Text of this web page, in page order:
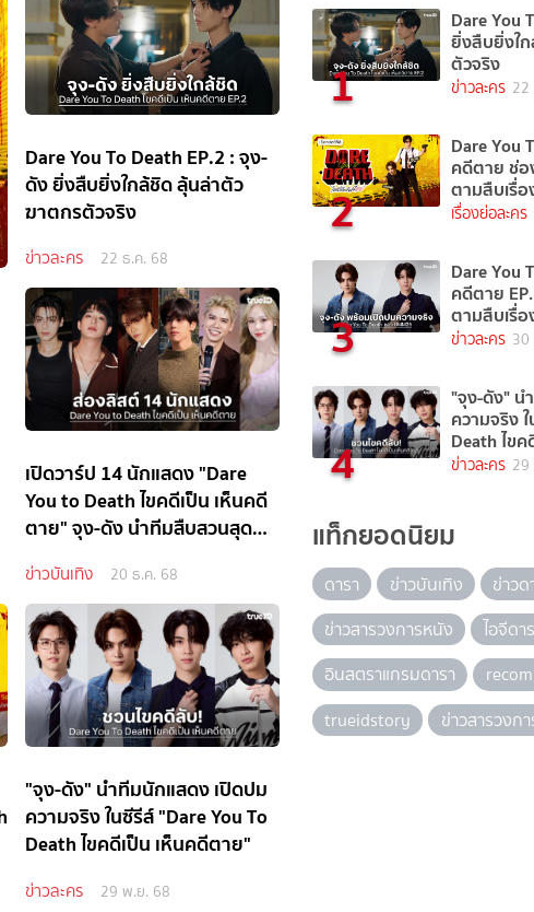
Dare You To Death EP.2 : จุง-
ดัง ยิ่งสืบยิ่งใกล้ชิด ลุ้นล่าตัว
ฆาตกรตัวจริง
ข่าวละคร 22 ธ.ค. 68
เปิดวาร์ป 14 นักแสดง "Dare
You to Death ไขคดีเป็น เห็นคดี
ตาย" จุง-ดัง นำทีมสืบสวนสุด
ข่าวบันเทิง 20 ธ.ค. 68
"จุง-ดัง" นำทีมนักแสดง เปิดปม
ความจริง ในซีรีส์ "Dare You To
Death ไขคดีเป็น เห็นคดีตาย"
ข่าวละคร 29 พ.ย. 68
1
Dare You
ยิ่งสืบยิ่งใ
ตัวจริง
ข่าวละคร 22
2
Dare You
คดีตาย ช่อ
ตามสืบเรื่อ
เรื่องย่อละคร
3
Dare You
คดีตาย
ตามสืบเรื่อ
ข่าวละคร 30
4
"จุง-ดัง" น
ความจริง
Death ไข
ข่าวละคร 29
แท็กยอดนิยม
ดารา ข่าวบันเทิง
ข่าวด
ข่าวสารวงการหนัง
ไอจีดา
อินสตราแกรมดารา
trueidstory
ข่าวสารวงก